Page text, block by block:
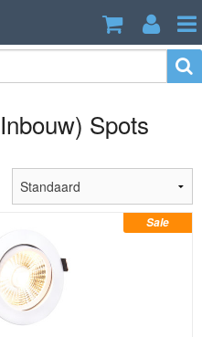
Spots
Sale